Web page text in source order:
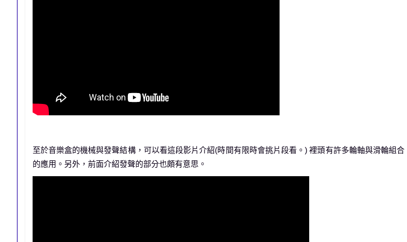
至於音樂盒的機械與發聲結構，可以看這段影片介紹(時間有限時會挑片段看。) 裡頭有許多輪軸與滑輪組
的應用。另外，前面介紹發聲的部分也頗有意思。